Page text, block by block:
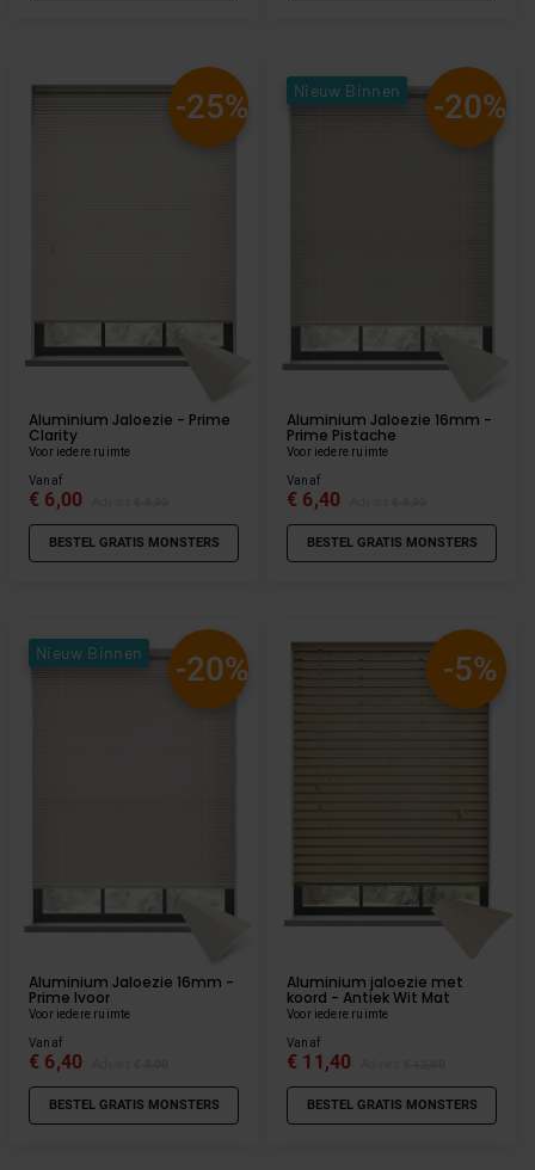
-25%
Aluminium Jaloezie - Prime
Clarity
Voor iedere ruimte
Vanaf
€ 6,00
BESTEL GRATIS MONSTERS
-20%
Nieuw Binnen
Aluminium Jaloezie 16mm -
Prime Pistache
Voor iedere ruimte
Vanaf
€ 6,40
BESTEL GRATIS MONSTERS
-20%
Nieuw Binnen
Aluminium Jaloezie 16mm -
Prime Ivoor
Voor iedere ruimte
Vanaf
€ 6,40
BESTEL GRATIS MONSTERS
-5%
Aluminium jaloezie met
koord - Antiek Wit Mat
Voor iedere ruimte
Vanaf
€ 11,40
BESTEL GRATIS MONSTERS